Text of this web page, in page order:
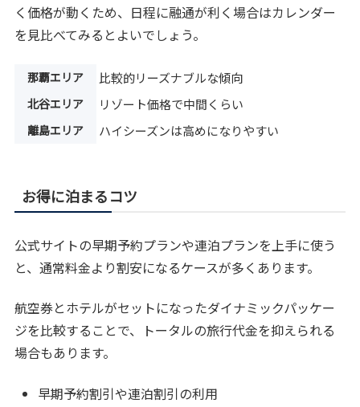
く価格が動くため、日程に融通が利く場合はカレンダー
を見比べてみるとよいでしょう。
那覇エリア 比較的リーズナブルな傾向
北谷エリア リゾート価格で中間くらい
離島エリア ハイシーズンは高めになりやすい
お得に泊まるコツ
公式サイトの早期予約プランや連泊プランを上手に使う
と、通常料金より割安になるケースが多くあります。
航空券とホテルがセットになったダイナミックパッケー
ジを比較することで、トータルの旅行代金を抑えられる
場合もあります。
早期予約割引や連泊割引の利用